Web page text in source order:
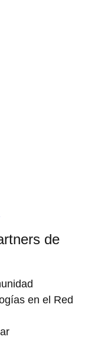
de
en el Red